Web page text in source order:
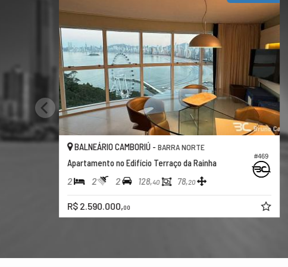
#469
BALNEÁRIO CAMBORIÚ -BARRA NORTE
Apartamento no Edifício Terraço da Rainha
2 2 2 128,40 78,20
R$ 2.590.000,00